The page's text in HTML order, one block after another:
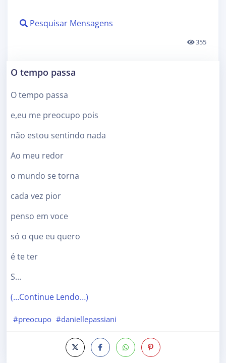
Pesquisar Mensagens
355
O tempo passa
O tempo passa
e,eu me preocupo pois
não estou sentindo nada
Ao meu redor
o mundo se torna
cada vez pior
penso em voce
só o que eu quero
é te ter
S…
(…Continue Lendo…)
#preocupo #daniellepassiani